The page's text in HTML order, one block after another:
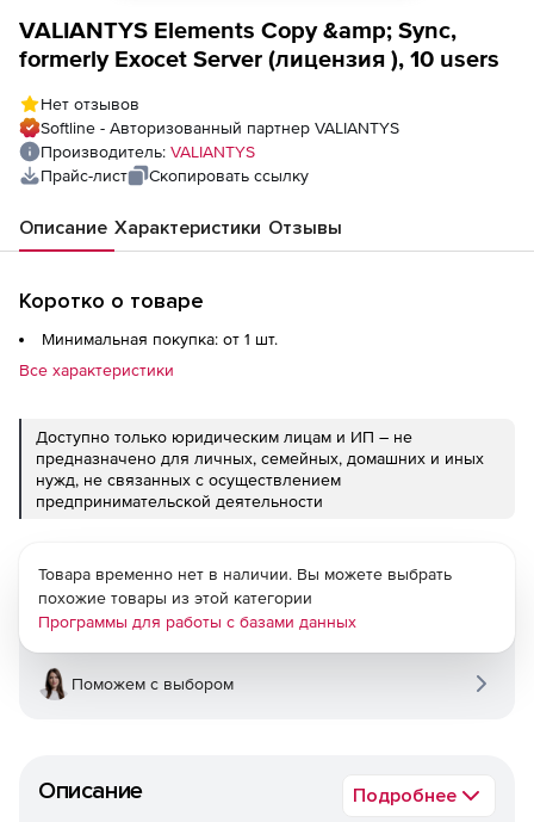
VALIANTYS Elements Copy &amp; Sync,
formerly Exocet Server (лицензия ), 10 users
Нет отзывов
Softline - Авторизованный партнер VALIANTYS
Производитель: VALIANTYS
Прайс-лист
Скопировать ссылку
Описание Характеристики Отзывы
Коротко о товаре
Минимальная покупка: от 1 шт.
Все характеристики
Доступно только юридическим лицам и ИП – не
предназначено для личных, семейных, домашних и иных
нужд, не связанных с осуществлением
предпринимательской деятельности
Описание Подробнее
Товара временно нет в наличии. Вы можете выбрать
похожие товары из этой категории
Программы для работы с базами данных
Поможем с выбором